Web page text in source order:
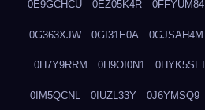
0E9GCHCU 0EZ05K4R 0FFYUM84
0G363XJW 0GI31E0A 0GJSAH4M
0H7Y9RRM 0H9OI0N1 0HYK5SEI
0IM5QCNL 0IUZL33Y 0J6YMSQ9